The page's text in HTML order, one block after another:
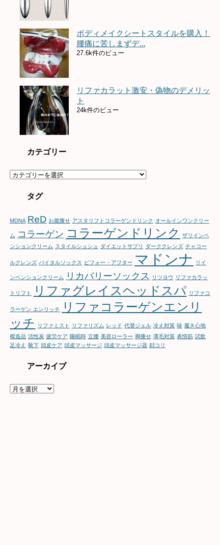
ボディメイクシートスタイルを購入！
腰痛に苦しまずデ...
27.6k件のビュー
リファカラット激安・偽物のデメリッ
ト
24k件のビュー
カテゴリー
カ
タグ
MDNA ReD お腹痩せ アスタリフトコラーゲンドリンク オールインワンクリー
ム コラーゲン コラーゲンドリンク
ザリインベ
ンションクリーム スタイルシュシュ ダイエットサプリ ダーククレンズ チャコー
ルクレンズ バイタルソックス ビフォー・アフター マドンナ リイ
ンベンションクリーム リカバリーソックス リツヨウ リファカラッ
トリフト リファグレイスヘッドスパ リファコ
ラーゲン エンリッチ
リファコラーゲンエンリ
ッチ
リファミスト リファリズム レッド 代替ジェル 冷え対策 味 履き心地
模造品 活性炭 疲労ケア 睡眠時 立腰 美容ローラー 脚痩せ 薄毛対策 表情筋 試飲
足冷え 靴下 頭皮ケア 頭皮マッサージ 頭皮マッサージ器 顔コリ
アーカイブ
ア